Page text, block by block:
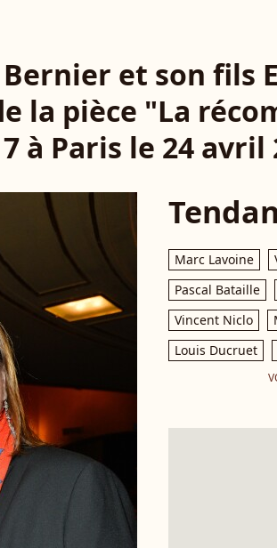
et son fils
la pièce "La
à Paris le 24 avril
Marc Lavoine
Pascal Bataille
Vincent Niclo
Louis Ducruet